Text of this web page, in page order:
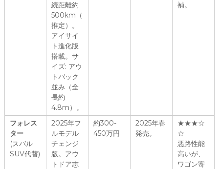
続距離約
500km（
推定）。
アイサイ
ト進化版
搭載。サ
イズ: アウ
トバック
並み（全
長約
4.8m）。
補。
フォレス
ター
(スバル
SUV代替)
2025年フ
ルモデル
チェンジ
版。アウ
トドア志
約300-
450万円
2025年春
発売。
★★★☆
☆
悪路性能
高いが、
ワゴン寄